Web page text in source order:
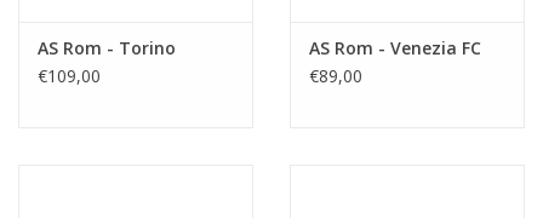
AS Rom - Torino
€109,00
AS Rom - Venezia FC
€89,00